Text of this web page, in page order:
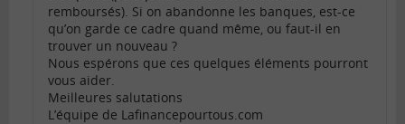
remboursés). Si on abandonne les banques, est-ce
qu’on garde ce cadre quand même, ou faut-il en
trouver un nouveau ?
Nous espérons que ces quelques éléments pourront
vous aider.
Meilleures salutations
L’équipe de Lafinancepourtous.com